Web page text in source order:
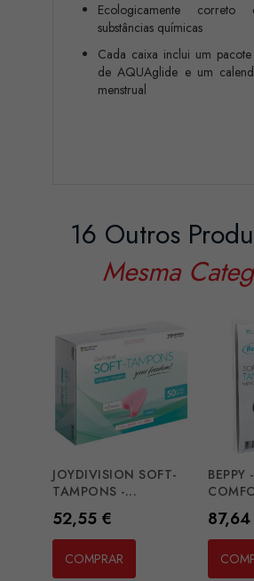
Ecologicamente
substâncias químicas
Cada caixa inclui um
de AQUAglide e um
menstrual
16 Outros
Mesma
JOYDIVISION SOFT-
TAMPONS -...
Preço
52,55 €
COMPRAR
BEPPY
Preço